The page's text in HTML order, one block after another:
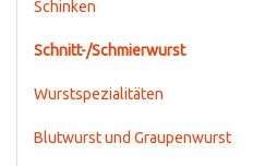
Schinken
Schnitt-/Schmierwurst
Wurstspezialitäten
Blutwurst und Graupenwurst